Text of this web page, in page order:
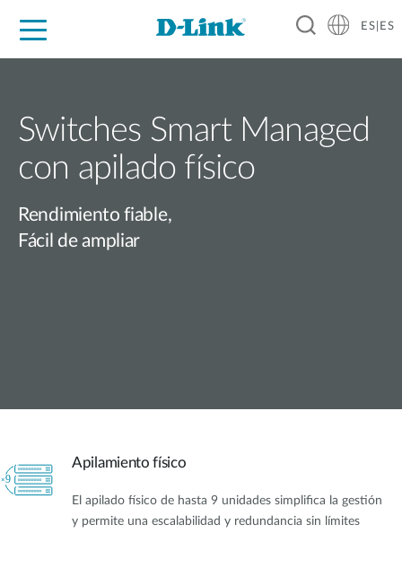
ES|ES
Switches Smart Managed
con apilado físico
Rendimiento fiable,
Fácil de ampliar
Apilamiento físico
El apilado físico de hasta 9 unidades simplifica la gestión
y permite una escalabilidad y redundancia sin límites